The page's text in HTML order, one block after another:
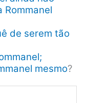
Rommanel
de serem tão
mesmo?